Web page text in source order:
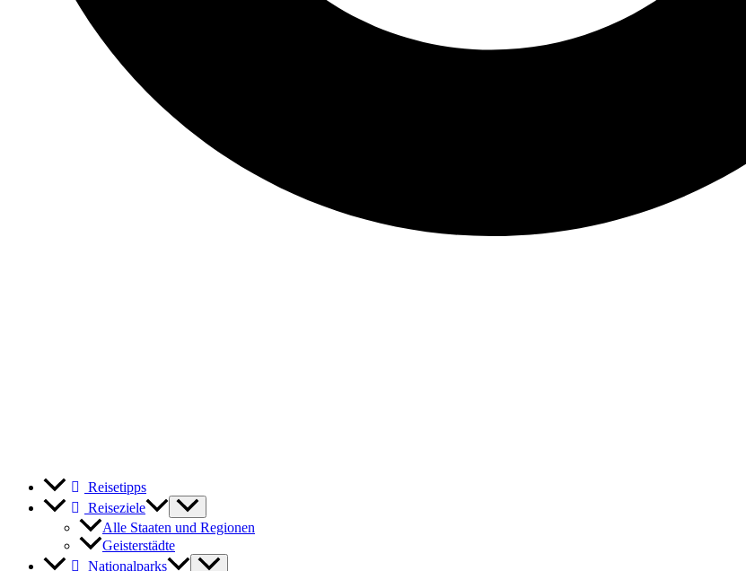
Reisetipps
Reiseziele
Alle Staaten und Regionen
Geisterstädte
Nationalparks